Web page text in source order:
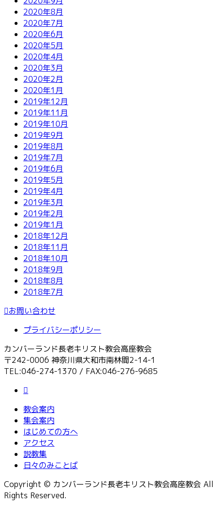
2020年8月
2020年7月
2020年6月
2020年5月
2020年4月
2020年3月
2020年2月
2020年1月
2019年12月
2019年11月
2019年10月
2019年9月
2019年8月
2019年7月
2019年6月
2019年5月
2019年4月
2019年3月
2019年2月
2019年1月
2018年12月
2018年11月
2018年10月
2018年9月
2018年8月
2018年7月
お問い合わせ
プライバシーポリシー
カンバーランド長老キリスト教会高座教会
〒242-0006 神奈川県大和市南林間2-14-1
TEL:046-274-1370 / FAX:046-276-9685
教会案内
集会案内
はじめての方へ
アクセス
説教集
日々のみことば
Copyright © カンバーランド長老キリスト教会高座教会 All
Rights Reserved.